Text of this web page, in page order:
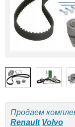
Продаем
Renault Volvo